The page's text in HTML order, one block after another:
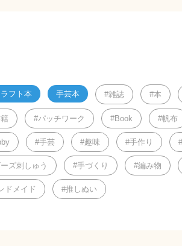
フト本 手芸本 雑誌 本
パッチワーク Book 帆布
手芸 趣味 手作り
ズ刺しゅう 手づくり 編み物
ドメイド 推しぬい